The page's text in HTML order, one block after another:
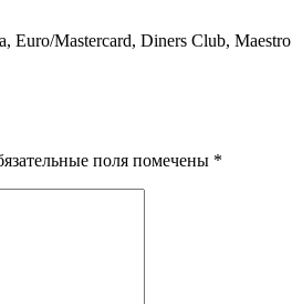
Euro/Mastercard, Diners Club, Maestro
поля помечены *